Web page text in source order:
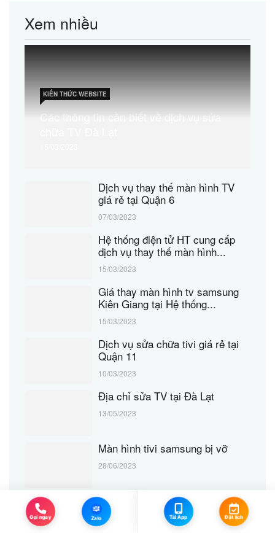
Xem nhiều
KIẾN THỨC WEBSITE
Các thông tin cần biết về dịch vụ sửa
Dịch vụ thay thế màn hình TV
giá rẻ tại Quận 6
07/03/2023
Hệ thống điện tử HT cung cấp
dịch vụ thay thế màn hình...
15/03/2023
Giá thay màn hình tv samsung
Kiên Giang tại Hệ thống...
15/03/2023
Dịch vụ sửa chữa tivi giá rẻ tại
Quận 11
10/03/2023
Địa chỉ sửa TV tại Đà Lạt
13/05/2023
Màn hình tivi samsung bị vỡ
28/06/2023
Gọi ngay
Zalo
Zalo Tải App Đặt lịch